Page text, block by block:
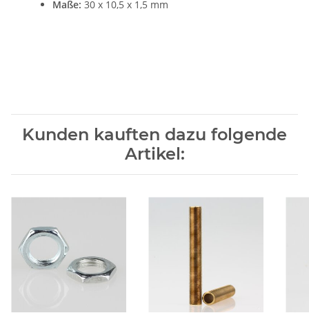
Maße: 30 x 10,5 x 1,5 mm
Kunden kauften dazu folgende
Artikel: